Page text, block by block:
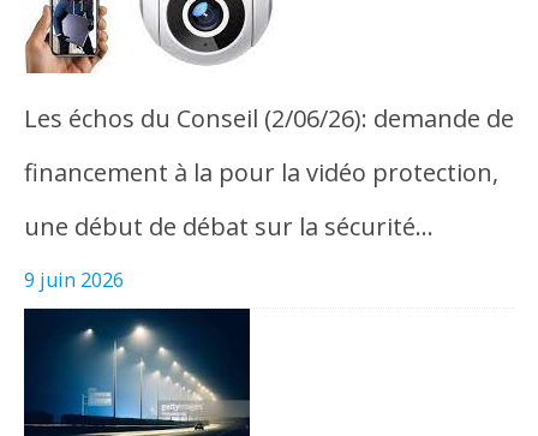
Les échos du Conseil (2/06/26): demande de
financement à la pour la vidéo protection,
une début de débat sur la sécurité…
9 juin 2026